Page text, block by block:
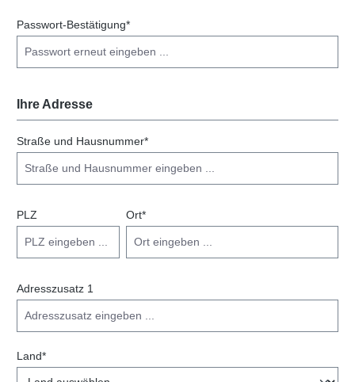
Passwort-Bestätigung*
Ihre Adresse
Straße und Hausnummer*
PLZ Ort*
Adresszusatz 1
Land*